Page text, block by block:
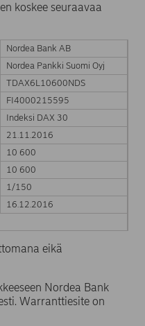
koskee seuraavaa
Nordea Bank AB
Nordea Pankki Suomi Oyj
TDAX6L10600NDS
FI4000215595
Indeksi DAX 30
21.11.2016
10 600
10 600
1/150
16.12.2016
eikä
Nordea Bank
Warranttiesite on